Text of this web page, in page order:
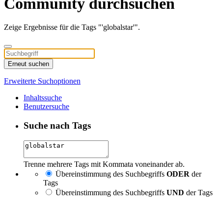
Zeige Ergebnisse für die Tags "'globalstar'".
Erneut suchen
Erweiterte Suchoptionen
Inhaltssuche
Benutzersuche
Suche nach Tags
Trenne mehrere Tags mit Kommata voneinander ab.
Übereinstimmung des Suchbegriffs ODER der
Tags
Übereinstimmung des Suchbegriffs UND der Tags